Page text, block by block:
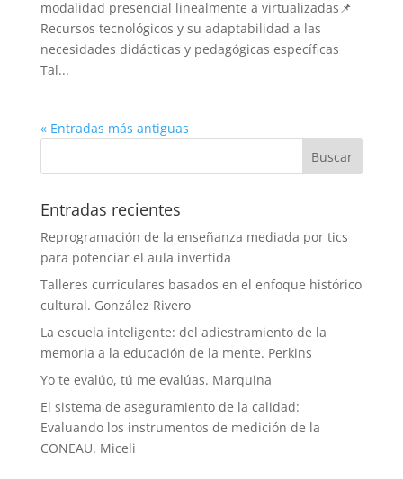
modalidad presencial linealmente a virtualizadas📌
Recursos tecnológicos y su adaptabilidad a las
necesidades didácticas y pedagógicas específicas
Tal...
« Entradas más antiguas
Entradas recientes
Reprogramación de la enseñanza mediada por tics
para potenciar el aula invertida
Talleres curriculares basados en el enfoque histórico
cultural. González Rivero
La escuela inteligente: del adiestramiento de la
memoria a la educación de la mente. Perkins
Yo te evalúo, tú me evalúas. Marquina
El sistema de aseguramiento de la calidad:
Evaluando los instrumentos de medición de la
CONEAU. Miceli